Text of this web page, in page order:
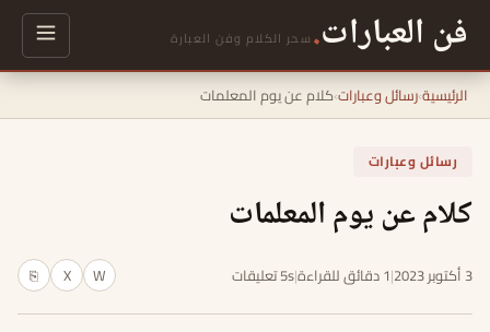
فن العبارات. سحر الكلام وفن العبارة
الرئيسية›رسائل وعبارات›كلام عن يوم المعلمات
رسائل وعبارات
كلام عن يوم المعلمات
3 أكتوبر 2023 |1 دقائق للقراءة |5s تعليقات W
X
⎘